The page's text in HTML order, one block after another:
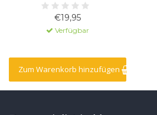
€19,95
Verfügbar
Zum Warenkorb hinzufügen